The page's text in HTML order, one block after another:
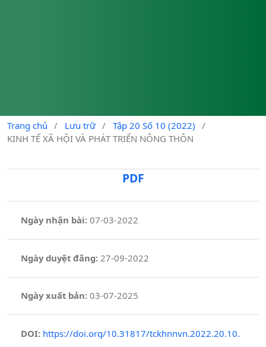
Trang chủ / Lưu trữ / Tập 20 Số 10 (2022)
/
KINH TẾ XÃ HỘI VÀ PHÁT TRIỂN NÔNG THÔN
PDF
Ngày nhận bài: 07-03-2022
Ngày duyệt đăng:27-09-2022
Ngày xuất bản: 03-07-2025
DOI: https://doi.org/10.31817/tckhnnvn.2022.20.10.